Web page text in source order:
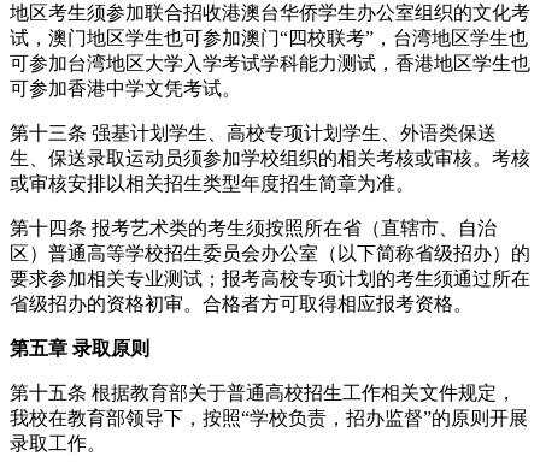
地区考生须参加联合招收港澳台华侨学生办公室组织的文化考
试，澳门地区学生也可参加澳门“四校联考” ，台湾地区学生也
可参加台湾地区大学入学考试学科能力测试，香港地区学生也
可参加香港中学文凭考试。
第十三条 强基计划学生、高校专项计划学生、外语类保送
生、保送录取运动员须参加学校组织的相关考核或审核。考核
或审核安排以相关招生类型年度招生简章为准。
第十四条 报考艺术类的考生须按照所在省（直辖市、自治
区）普通高等学校招生委员会办公室（以下简称省级招办）的
要求参加相关专业测试；报考高校专项计划的考生须通过所在
省级招办的资格初审。合格者方可取得相应报考资格。
第五章 录取原则
第十五条 根据教育部关于普通高校招生工作相关文件规定，
我校在教育部领导下，按照“学校负责，招办监督”的原则开展
录取工作。